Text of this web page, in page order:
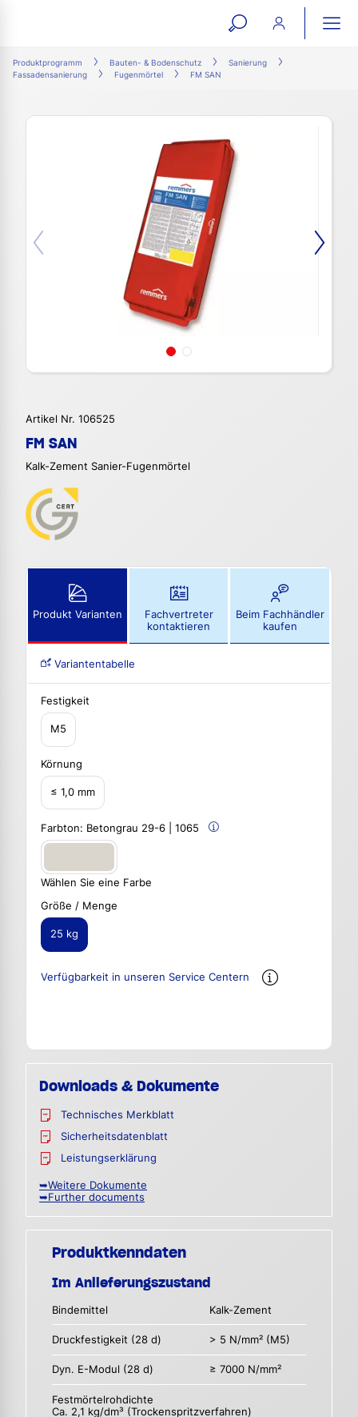
open
search
Produktprogramm Bauten- & Bodenschutz
Sanierung
Fassadensanierung
Fugenmörtel FM SAN
Artikel Nr. 106525
FM SAN
Kalk-Zement Sanier-Fugenmörtel
Produkt Varianten
Fachvertreter
kontaktieren
Beim Fachhändler
kaufen
Variantentabelle
Festigkeit
M5
Körnung
≤ 1,0 mm
Farbton: Betongrau 29-6 | 1065
Wählen Sie eine Farbe
Größe / Menge
25 kg
Verfügbarkeit in unseren Service Centern
Downloads & Dokumente
Technisches Merkblatt
Sicherheitsdatenblatt
Leistungserklärung
➥Weitere Dokumente
➥Further documents
Produktkenndaten
Im Anlieferungszustand
Bindemittel Kalk-Zement
Druckfestigkeit (28 d) > 5 N/mm² (M5)
Dyn. E-Modul (28 d) ≥ 7000 N/mm²
Festmörtelrohdichte
Ca. 2,1 kg/dm³ (Trockenspritzverfahren)